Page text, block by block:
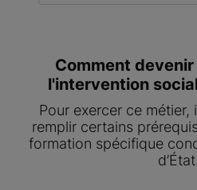
Comment
l'intervention
Pour exercer ce métier,
remplir certains
formation spécifique